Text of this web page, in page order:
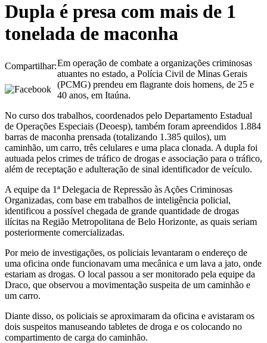
Dupla é presa com mais de 1
tonelada de maconha
Compartilhar:Em operação de combate a organizações criminosas
atuantes no estado, a Polícia Civil de Minas Gerais
(PCMG) prendeu em flagrante dois homens, de 25 e
40 anos, em Itaúna.
No curso dos trabalhos, coordenados pelo Departamento Estadual
de Operações Especiais (Deoesp), também foram apreendidos 1.884
barras de maconha prensada (totalizando 1.385 quilos), um
caminhão, um carro, três celulares e uma placa clonada. A dupla foi
autuada pelos crimes de tráfico de drogas e associação para o tráfico,
além de receptação e adulteração de sinal identificador de veículo.
A equipe da 1ª Delegacia de Repressão às Ações Criminosas
Organizadas, com base em trabalhos de inteligência policial,
identificou a possível chegada de grande quantidade de drogas
ilícitas na Região Metropolitana de Belo Horizonte, as quais seriam
posteriormente comercializadas.
Por meio de investigações, os policiais levantaram o endereço de
uma oficina onde funcionavam uma mecânica e um lava a jato, onde
estariam as drogas. O local passou a ser monitorado pela equipe da
Draco, que observou a movimentação suspeita de um caminhão e
um carro.
Diante disso, os policiais se aproximaram da oficina e avistaram os
dois suspeitos manuseando tabletes de droga e os colocando no
compartimento de carga do caminhão.